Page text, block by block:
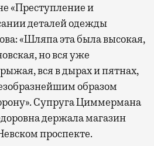
«Преступление и
деталей одежды
«Шляпа эта была высокая,
но вся уже
вся в дырах и пятнах,
образом
Супруга Циммермана
держала магазин
проспекте.